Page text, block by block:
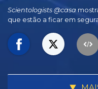
Scientologists @casa
que estão a ficar em